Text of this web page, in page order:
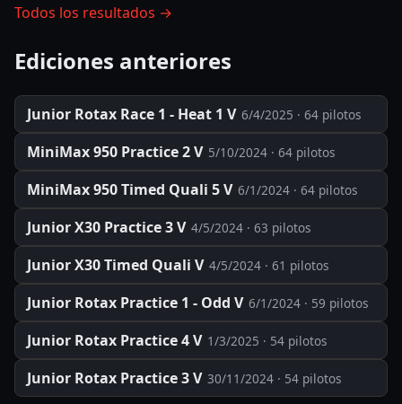
Todos los resultados →
Ediciones anteriores
Junior Rotax Race 1 - Heat 1 V 6/4/2025 · 64 pilotos
MiniMax 950 Practice 2 V 5/10/2024 · 64 pilotos
MiniMax 950 Timed Quali 5 V 6/1/2024 · 64 pilotos
Junior X30 Practice 3 V 4/5/2024 · 63 pilotos
Junior X30 Timed Quali V 4/5/2024 · 61 pilotos
Junior Rotax Practice 1 - Odd V 6/1/2024 · 59 pilotos
Junior Rotax Practice 4 V 1/3/2025 · 54 pilotos
Junior Rotax Practice 3 V 30/11/2024 · 54 pilotos